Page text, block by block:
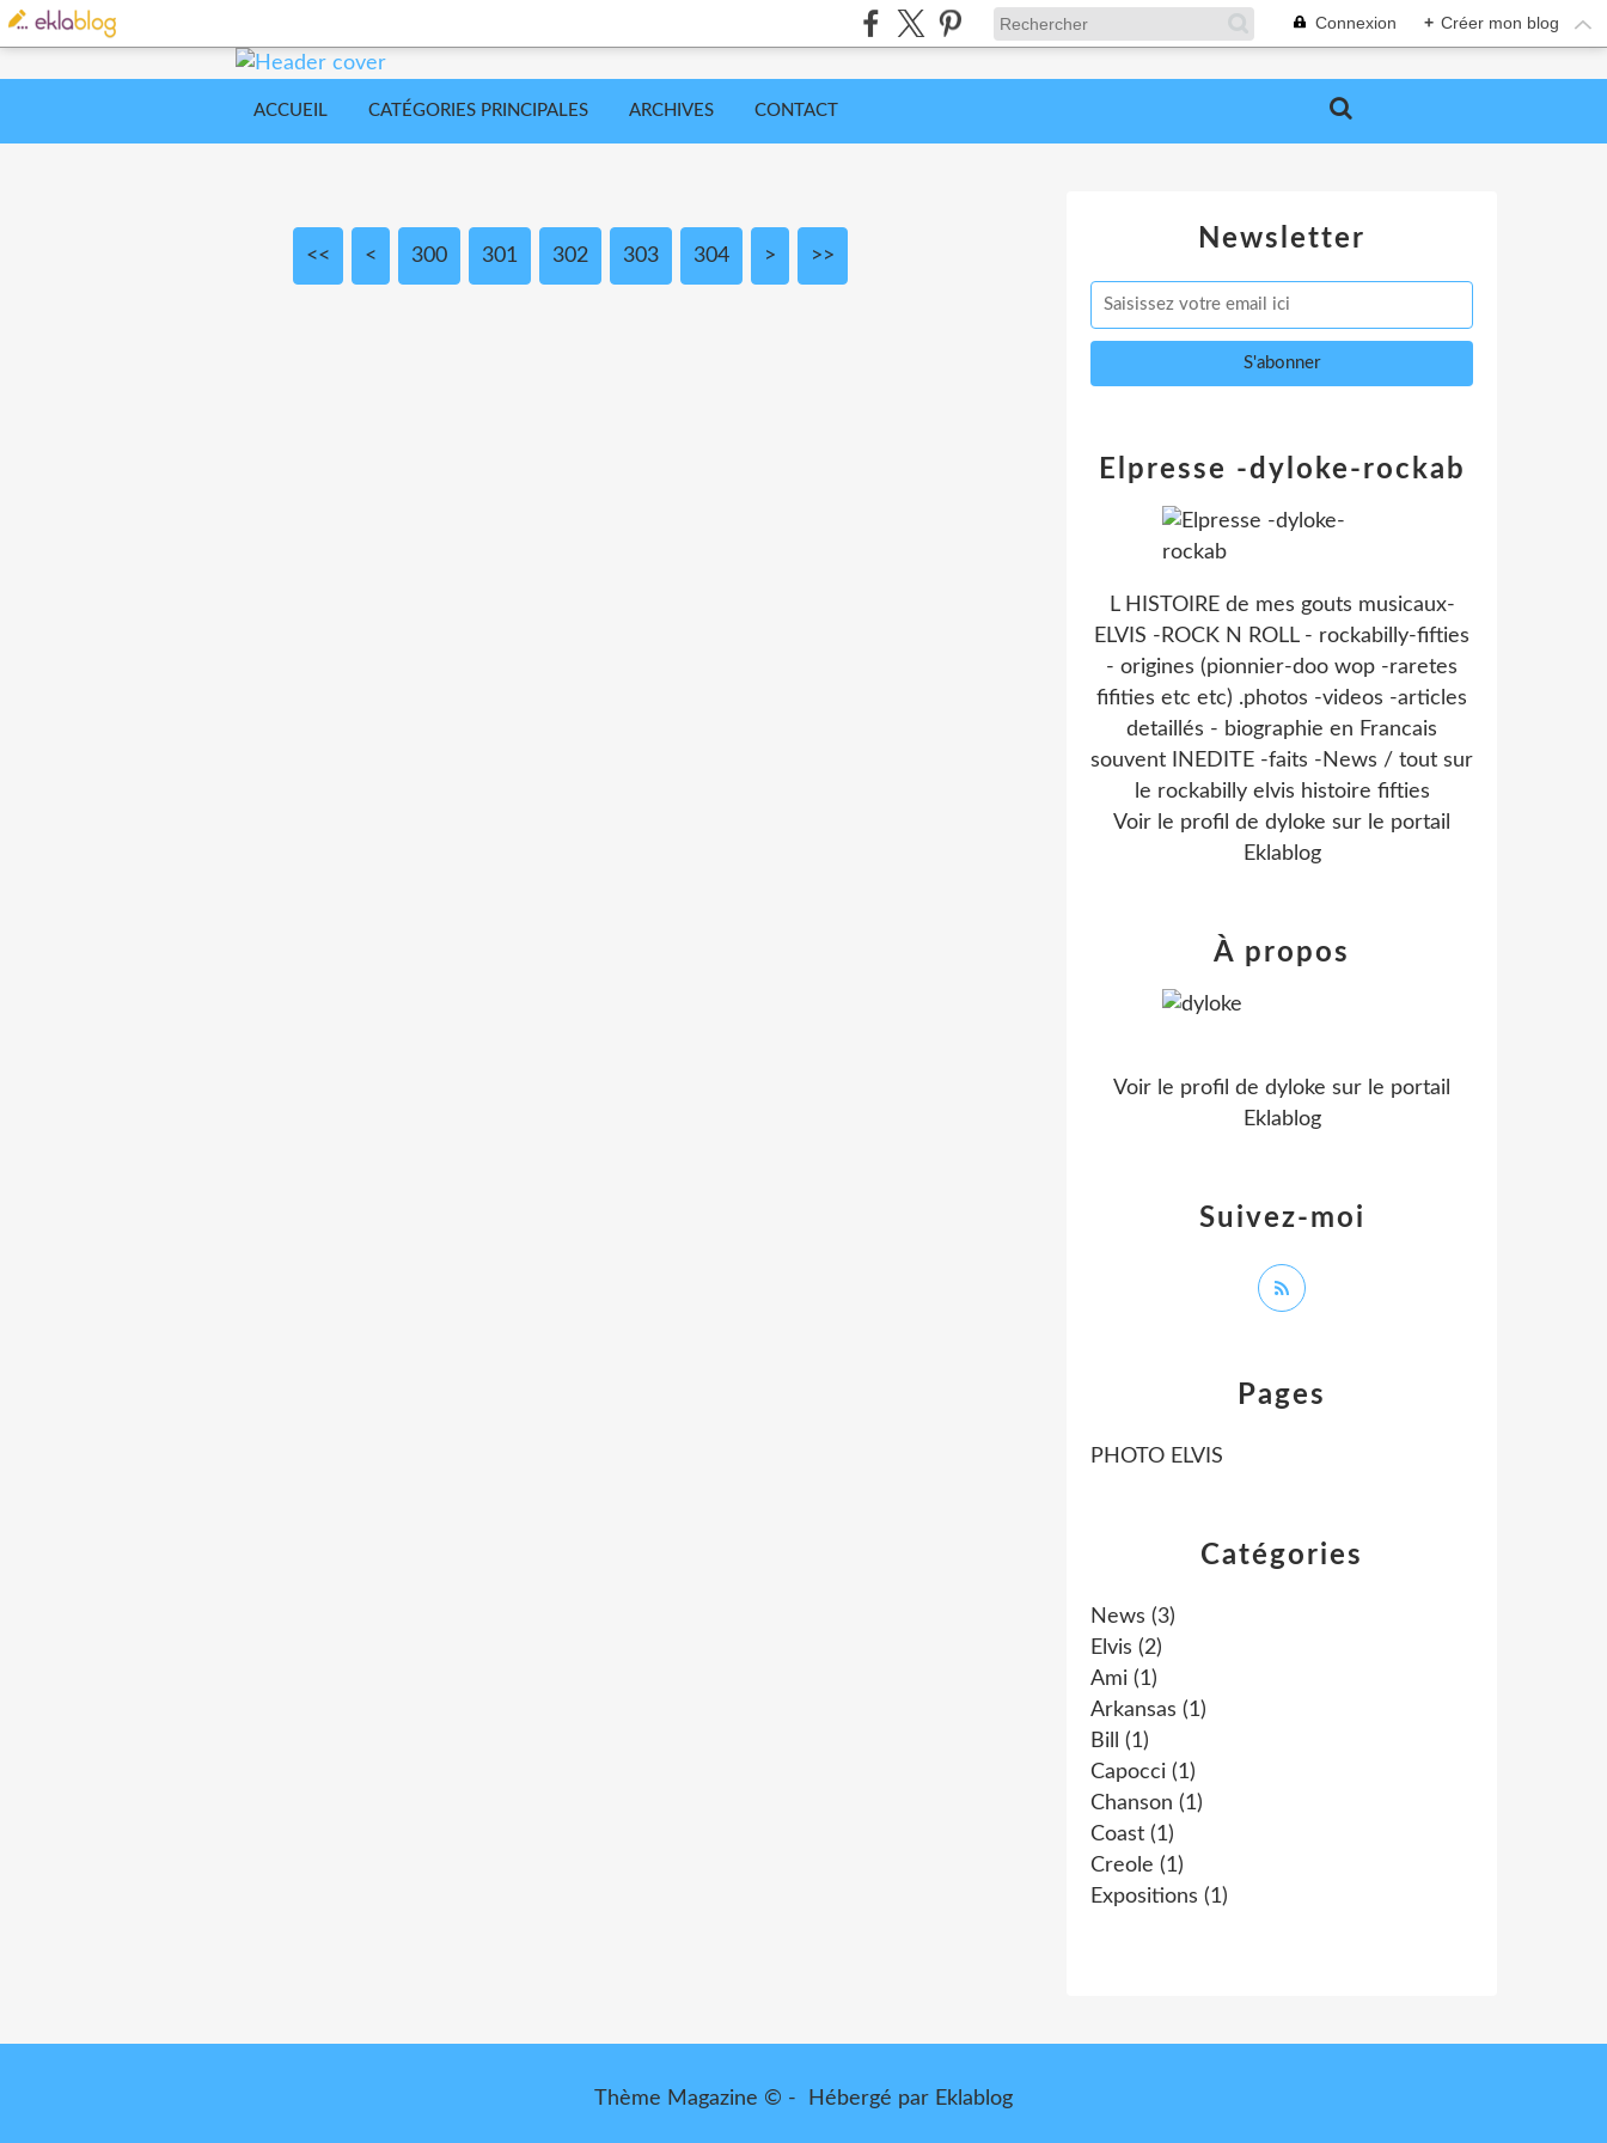
Connexion + Créer mon blog
ACCUEIL CATÉGORIES PRINCIPALES ARCHIVES CONTACT
<< < 300 301 302 303 304 > >>
Newsletter
Catégories
News (3)
Elvis (2)
Ami (1)
Arkansas (1)
Bill
(1)
Capocci (1)
Chanson (1)
Coast (1)
Creole (1)
Expositions (1)
Pages
PHOTO ELVIS
Elpresse -dyloke-rockab
L HISTOIRE de mes gouts musicaux-
ELVIS -ROCK N ROLL - rockabilly-fifties
- origines (pionnier-doo wop -raretes
fifities etc etc) .photos -videos -articles
detaillés - biographie en Francais
souvent INEDITE -faits -News / tout sur
le rockabilly elvis histoire fifties
Voir le profil de dyloke sur le portail
Eklablog
Suivez-moi
À propos
Voir le profil de dyloke sur le portail
Eklablog
Thème Magazine © - Hébergé par Eklablog